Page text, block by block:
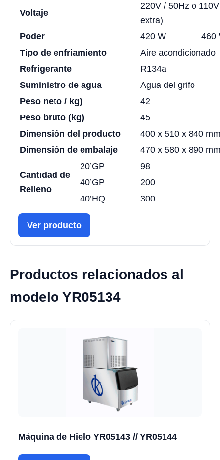
Voltaje
220V / 50Hz o
extra)
Poder
420 W
460
Tipo de enfriamiento
Aire acondicionado
Refrigerante
R134a
Suministro de agua
Agua del grifo
Peso neto / kg)
42
Peso bruto (kg)
45
Dimensión del producto
400 x 510 x 840 mm
Dimensión de embalaje
470 x 580 x 890 mm
Cantidad de
Relleno
20’GP
98
40’GP
200
40’HQ
300
Ver producto
Productos relacionados al
modelo YR05134
Máquina de Hielo YR05143 // YR05144